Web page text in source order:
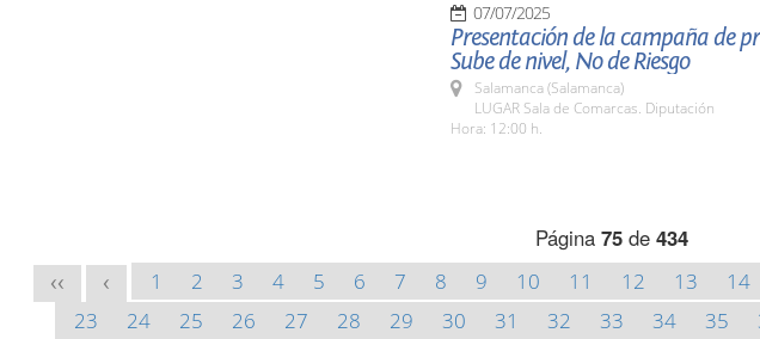
07/07/2025
Presentación de la campaña de
Sube de nivel, No de Riesgo
Salamanca (Salamanca)
LUGAR Sala de Comarcas. Diputación
Hora: 12:00 h.
Página 75 de 434
<< < 1 2 3 4 5 6 7 8 9 10 11 12 13 14
23
24 25 26 27 28 29 30 31 32 33 34 35